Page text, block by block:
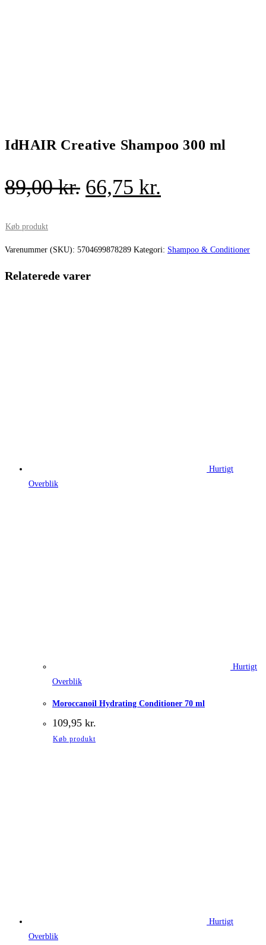
IdHAIR Creative Shampoo 300 ml
89,00kr. Den
var:
89,00 kr..
66,75 kr.
er:
Køb produkt
Varenummer (SKU): 5704699878289 Kategori: Shampoo & Conditioner
Relaterede varer
Hurtigt
Overblik
Hurtigt
Overblik
Moroccanoil Hydrating Conditioner 70 ml
109,95 kr.
Køb produkt
Hurtigt
Overblik